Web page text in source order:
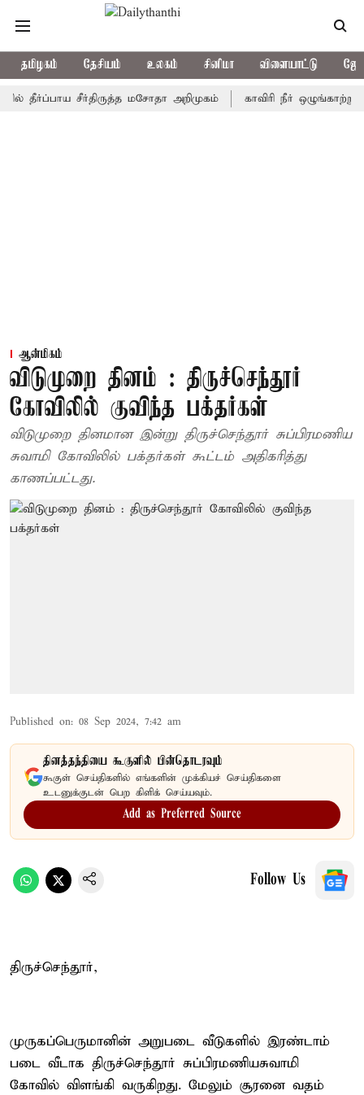
தமிழகம் தேசியம் உலகம் சினிமா விளையாட்டு
சீர்திருத்த மசோதா அறிமுகம் காவிரி நீர் ஒழுங்காற்று குழு
ஆன்மிகம்
விடுமுறை தினம் : திருச்செந்தூர்
கோவிலில் குவிந்த பக்தர்கள்
விடுமுறை தினமான இன்று திருச்செந்தூர் சுப்பிரமணிய
சுவாமி கோவிலில் பக்தர்கள் கூட்டம் அதிகரித்து
காணப்பட்டது.
Published on: 08 Sep 2024, 7:42 am
தினத்தந்தியை கூகுளில் பின்தொடரவும்
கூகுள் செய்திகளில் எங்களின் முக்கியச் செய்திகளை
உடனுக்குடன் பெற கிளிக் செய்யவும்.
Add as Preferred Source
Follow Us
திருச்செந்தூர்,
முருகப்பெருமானின் அறுபடை வீடுகளில் இரண்டாம்
படை வீடாக திருச்செந்தூர் சுப்பிரமணியசுவாமி
கோவில் விளங்கி வருகிறது. மேலும் சூரனை வதம்